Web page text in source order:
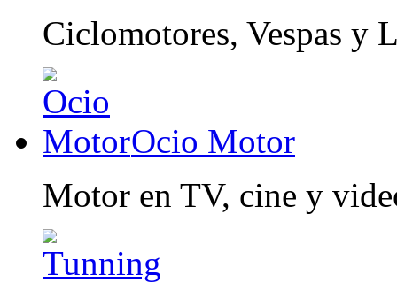
Ciclomotores, Vespas y
Ocio Motor
Motor en TV, cine y